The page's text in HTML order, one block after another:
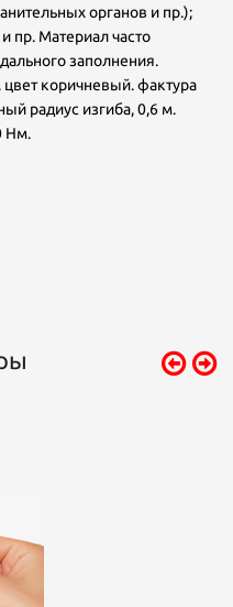
органов и пр.);
пр. Материал часто
заполнения.
коричневый. фактура
радиус изгиба, 0,6 м.
Нм.